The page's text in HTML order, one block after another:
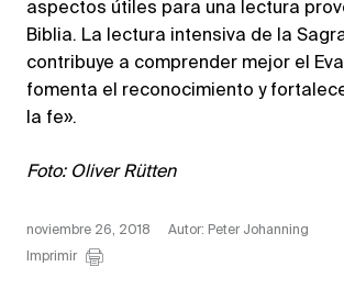
aspectos útiles para una lectura
Biblia. La lectura intensiva de la
contribuye a comprender mejor el
fomenta el reconocimiento y
la fe».
Foto: Oliver Rütten
noviembre 26, 2018
Autor: Peter Johanning
Imprimir